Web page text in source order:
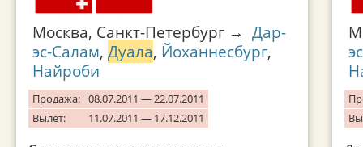
Москва, Санкт-Петербург → Дар-
эс-Салам, Дуала, Йоханнесбург,
Найроби
Продажа: 08.07.2011 — 22.07.2011
Вылет:
11.07.2011 — 17.12.2011